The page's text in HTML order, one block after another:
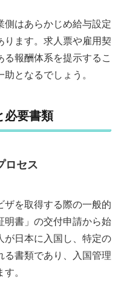
側はあらかじめ給与設定
ります。求人票や雇用契
報酬体系を提示するこ
となるでしょう。
必要書類
ロセス
ザを取得する際の一般的
明書」の交付申請から始
が日本に入国し、特定の
る書類であり、入国管理
。